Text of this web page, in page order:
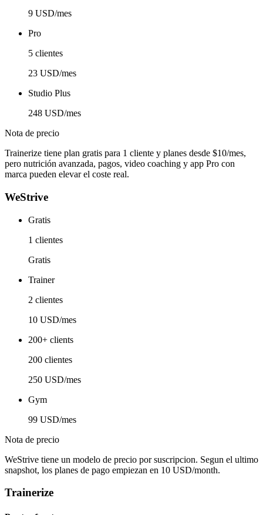
9 USD/mes
Pro
5 clientes
23 USD/mes
Studio Plus
248 USD/mes
Nota de precio
Trainerize tiene plan gratis para 1 cliente y planes desde $10/mes,
pero nutrición avanzada, pagos, video coaching y app Pro con
marca pueden elevar el coste real.
WeStrive
Gratis
1 clientes
Gratis
Trainer
2 clientes
10 USD/mes
200+ clients
200 clientes
250 USD/mes
Gym
99 USD/mes
Nota de precio
WeStrive tiene un modelo de precio por suscripcion. Segun el ultimo
snapshot, los planes de pago empiezan en 10 USD/month.
Trainerize